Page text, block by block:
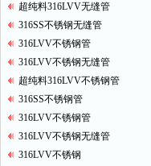
超纯料316LVV无缝管
316SS不锈钢无缝管
316LVV不锈钢管
316LVV不锈钢无缝管
超纯料316LVV不锈钢管
316SS不锈钢管
316LVV不锈钢管
316LVV不锈钢无缝管
316LVV不锈钢